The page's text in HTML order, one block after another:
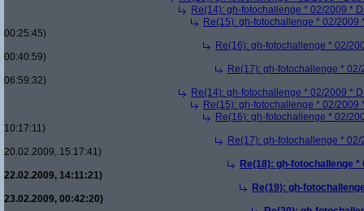
Re(14): gh-fotochallenge * 02/2009 *
Re(15): gh-fotochallenge * 02/2009
00:25:45)
Re(16): gh-fotochallenge * 02/
00:40:59)
Re(17): gh-fotochallenge *
06:59:32)
Re(14): gh-fotochallenge * 02/2009 *
Re(15): gh-fotochallenge * 02/2009
Re(16): gh-fotochallenge * 02/
10:17:11)
Re(17): gh-fotochallenge *
20.02.2009, 15:17:41)
Re(18): gh-fotochallenge *
22.02.2009, 14:11:21)
Re(19): gh-
23.02.2009, 00:42:20)